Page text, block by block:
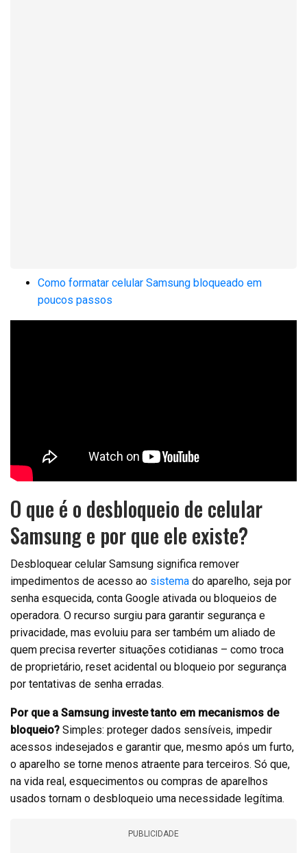
Como formatar celular Samsung bloqueado em
poucos passos
O que é o desbloqueio de celular
Samsung e por que ele existe?
Desbloquear celular Samsung significa remover
impedimentos de acesso ao sistema do aparelho, seja por
senha esquecida, conta Google ativada ou bloqueios de
operadora. O recurso surgiu para garantir segurança e
privacidade, mas evoluiu para ser também um aliado de
quem precisa reverter situações cotidianas – como troca
de proprietário, reset acidental ou bloqueio por segurança
por tentativas de senha erradas.
Por que a Samsung investe tanto em mecanismos de
bloqueio? Simples: proteger dados sensíveis, impedir
acessos indesejados e garantir que, mesmo após um furto,
o aparelho se torne menos atraente para terceiros. Só que,
na vida real, esquecimentos ou compras de aparelhos
usados tornam o desbloqueio uma necessidade legítima.
PUBLICIDADE